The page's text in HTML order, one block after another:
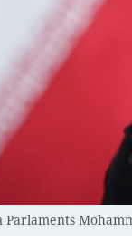
Parlaments